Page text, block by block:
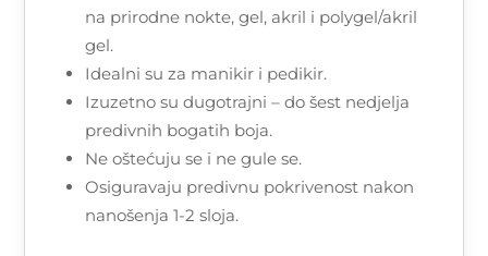
na prirodne nokte, gel, akril i polygel/akril
gel.
Idealni su za manikir i pedikir.
Izuzetno su dugotrajni – do šest nedjelja
predivnih bogatih boja.
Ne oštećuju se i ne gule se.
Osiguravaju predivnu pokrivenost nakon
nanošenja 1-2 sloja.